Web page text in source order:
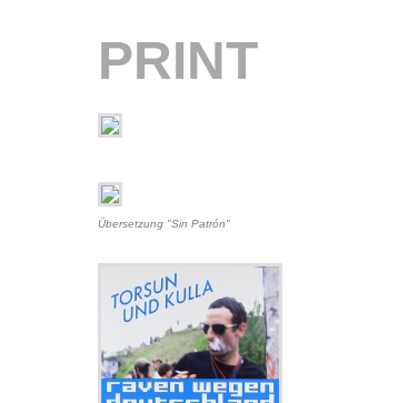
PRINT
Übersetzung "Sin Patrón"